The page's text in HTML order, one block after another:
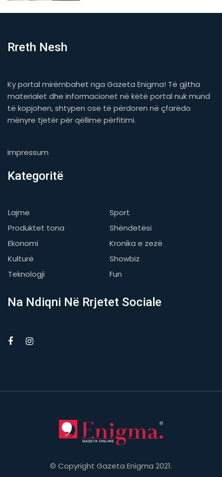
Rreth Nesh
Ky portal mirëmbahet nga Gazeta Enigma! Të gjitha
materialet dhe informacionet në këtë portal nuk mund
të kopjohen, shtypen ose të përdoren në çfarëdo
mënyre tjetër për qëllime përfitimi.
Impressum
Kategoritë
Lajme
Sport
Produktet tona
Shëndetësi
Ekonomi
Kronika e zezë
Kulturë
Showbiz
Teknologji
Fun
Na Ndiqni Në Rrjetet Sociale
© Copyright Gazeta Enigma 2021.